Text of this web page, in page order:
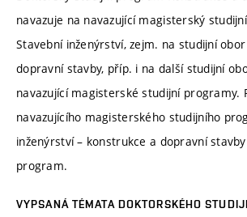
navazuje na navazující magisterský
Stavební inženýrství, zejm. na studijní
dopravní stavby, příp. i na další studijní
navazující magisterské studijní programy.
navazujícího magisterského studijního
inženýrství – konstrukce a dopravní
program.
VYPSANÁ TÉMATA DOKTORSKÉHO